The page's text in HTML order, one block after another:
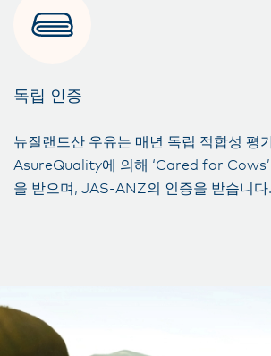
독립 인증
뉴질랜드산 우유는 매년 독립 적합성 평
AsureQuality에 의해 ‘Cared for
을 받으며, JAS-ANZ의 인증을 받습니다.